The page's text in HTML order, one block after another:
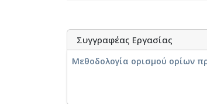
Συγγραφέας Εργασίας
Μεθοδολογία ορισμού ορίων